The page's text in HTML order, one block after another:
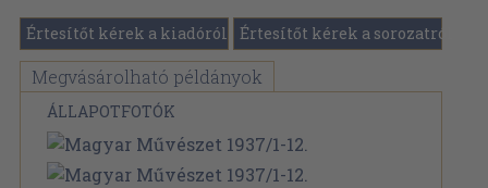
Értesítőt kérek a kiadóról Értesítőt kérek a sorozatról
Megvásárolható példányok
ÁLLAPOTFOTÓK